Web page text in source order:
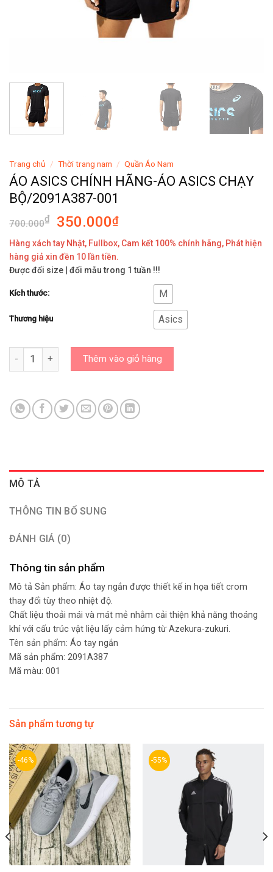
Trang chủ / Thời trang nam / Quần Áo Nam
ÁO ASICS CHÍNH HÃNG-ÁO ASICS CHẠY
BỘ/2091A387-001
700.000₫ 350.000₫
Hàng xách tay Nhật, Fullbox, Cam kết 100% chính hãng, Phát hiện
hàng giả xin đền 10 lần tiền.
Được đổi size | đổi mẫu trong 1 tuần !!!
Kích thước: M
Thương hiệu Asics
ÁO ASICS CHÍNH HÃNG-ÁO ASICS CHẠY BỘ/2091A387-001 số
Thêm vào giỏ hàng
MÔ TẢ
THÔNG TIN BỔ SUNG
ĐÁNH GIÁ (0)
Thông tin sản phẩm
Mô tả Sản phẩm: Áo tay ngắn được thiết kế in họa tiết crom
thay đổi tùy theo nhiệt độ.
Chất liệu thoải mái và mát mẻ nhằm cải thiện khả năng thoáng
khí với cấu trúc vật liệu lấy cảm hứng từ Azekura-zukuri.
Tên sản phẩm: Áo tay ngắn
Mã sản phẩm: 2091A387
Mã màu: 001
Sản phẩm tương tự
-46% -55%